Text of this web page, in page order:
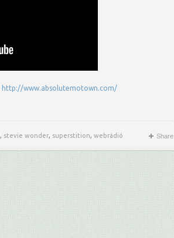
http://www.absolutemotown.com/
, stevie wonder, superstition, webrádió Share